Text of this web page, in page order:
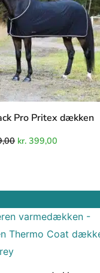
Pro Pritex dækken
kr. 399,00
oprindelige
pris
kr. 949,00.
aktuelle
pris
kr. 649,00.